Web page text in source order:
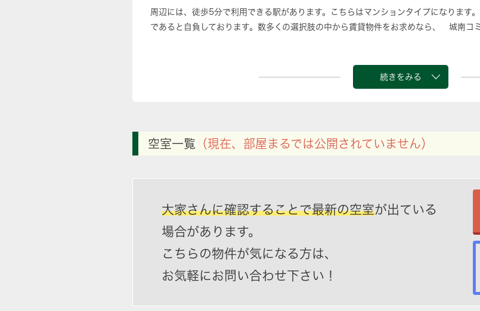
周辺には、徒歩5分で利用できる駅があります。こちらはマンションタイプになります
であると自負しております。数多くの選択肢の中から賃貸物件をお求めなら、 城南コ
続きをみる
空室一覧 （現在、部屋まるでは公開されていません）
大家さんに確認することで最新の空室が出ている
場合があります。
こちらの物件が気になる方は、
お気軽にお問い合わせ下さい！